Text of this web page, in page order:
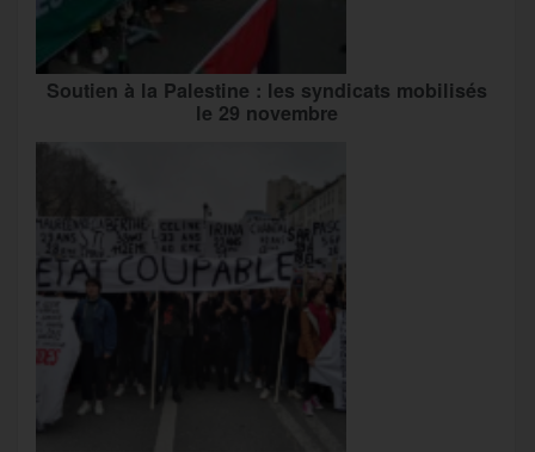
Soutien à la Palestine : les syndicats mobilisés
le 29 novembre